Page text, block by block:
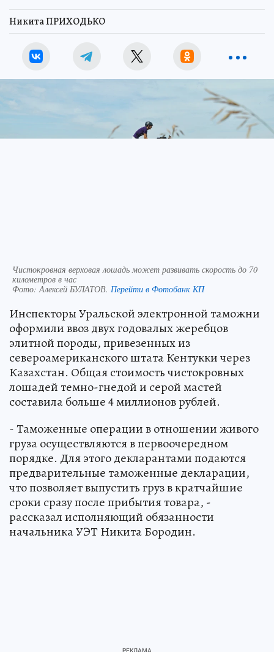
Никита ПРИХОДЬКО
Чистокровная верховая лошадь может развивать скорость до 70
километров в час
Фото:Алексей БУЛАТОВ. Перейти в Фотобанк КП
Инспекторы Уральской электронной таможни
оформили ввоз двух годовалых жеребцов
элитной породы, привезенных из
североамериканского штата Кентукки через
Казахстан. Общая стоимость чистокровных
лошадей темно-гнедой и серой мастей
составила больше 4 миллионов рублей.
- Таможенные операции в отношении живого
груза осуществляются в первоочередном
порядке. Для этого декларантами подаются
предварительные таможенные декларации,
что позволяет выпустить груз в кратчайшие
сроки сразу после прибытия товара, -
рассказал исполняющий обязанности
начальника УЭТ Никита Бородин.